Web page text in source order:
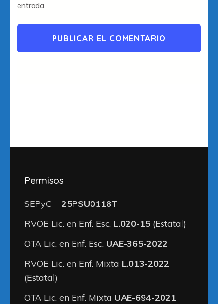
entrada.
Permisos
SEPyC 25PSU0118T
RVOE Lic. en Enf. Esc. L.020-15 (Estatal)
OTA Lic. en Enf. Esc. UAE-365-2022
RVOE Lic. en Enf. Mixta L.013-2022
(Estatal)
OTA Lic. en Enf. Mixta UAE-694-2021